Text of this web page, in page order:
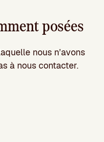
posées
nous n’avons
à nous contacter.